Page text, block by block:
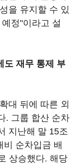
을 유지할 수 있
정"이라고 설
도 재무 통제 부
대 뒤에 따른 외
. 그룹 합산 순차
지난해 말 15조
비 순차입금 배
상승했다. 해당